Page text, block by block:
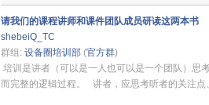
请我们的课程讲师和课件团队成员研读这两本书
shebeiQ_TC
群组: 设备圈培训部 (官方群)
培训是讲者（可以是一人也可以是一个团队）思
而完整的逻辑过程。 讲者，应思考听者的关注点